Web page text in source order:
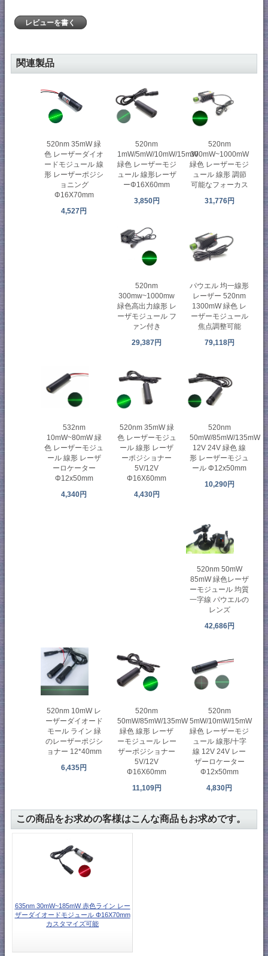
レビューを書く
関連製品
520nm 35mW 緑
色 レーザーダイオ
ードモジュール 線
形 レーザーポジシ
ョニング
Φ16X70mm
4,527円
520nm
1mW/5mW/10mW/15mW
緑色 レーザーモジ
ュール 線形レーザ
ーΦ16X60mm
3,850円
520nm
300mW~1000mW
緑色 レーザーモジ
ュール 線形 調節
可能なフォーカス
31,776円
520nm
300mw~1000mw
緑色高出力線形 レ
ーザモジュール フ
ァン付き
29,387円
パウエル 均一線形
レーザー 520nm
1300mW 緑色 レ
ーザーモジュール
焦点調整可能
79,118円
532nm
10mW~80mW 緑
色 レーザーモジュ
ール 線形 レーザ
ーロケーター
Φ12x50mm
4,340円
520nm 35mW 緑
色 レーザーモジュ
ール 線形 レーザ
ーポジショナー
5V/12V
Φ16X60mm
4,430円
520nm
50mW/85mW/135mW
12V 24V 緑色 線
形 レーザーモジュ
ール Φ12x50mm
10,290円
520nm 50mW
85mW 緑色レーザ
ーモジュール 均質
一字線 パウエルの
レンズ
42,686円
520nm 10mW レ
ーザーダイオード
モール ライン 緑
のレーザーポジシ
ョナー 12*40mm
6,435円
520nm
50mW/85mW/135mW
緑色 線形 レーザ
ーモジュール レー
ザーポジショナー
5V/12V
Φ16X60mm
11,109円
520nm
5mW/10mW/15mW
緑色 レーザーモジ
ュール 線形/十字
線 12V 24V レー
ザーロケーター
Φ12x50mm
4,830円
この商品をお求めの客様はこんな商品もお求めです。
635nm 30mW~185mW 赤色ライン レー
ザーダイオードモジュール Φ16X70mm
カスタマイズ可能